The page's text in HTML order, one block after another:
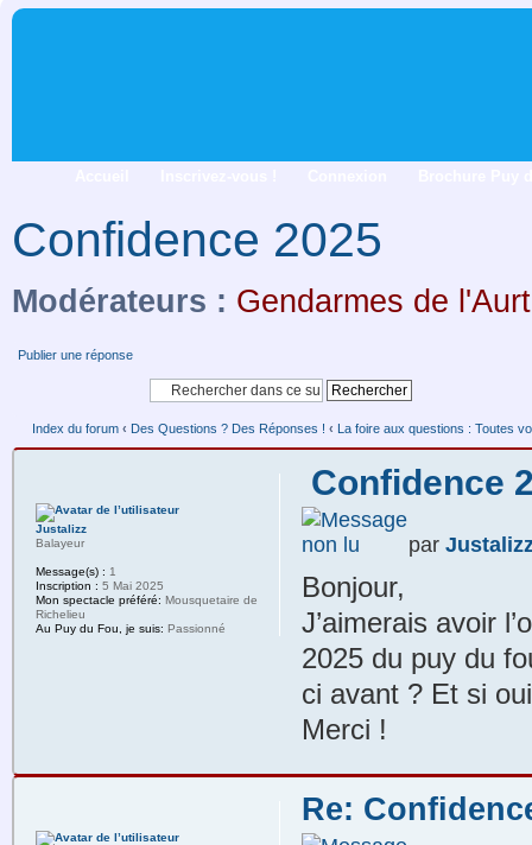
Confidence 2025
Modérateurs : Gendarmes de
Publier une réponse
Index du forum ‹ Des Questions ? Des Réponses ! ‹ La foire aux questions : Toutes
Confidence
par
Bonjour,
J’aimerais avoir
2025 du puy du
ci avant ? Et si
Merci !
Justalizz
Balayeur
Message(s) : 1
Inscription : 5 Mai 2025
Mon spectacle préféré: Mousquetaire de
Richelieu
Au Puy du Fou, je suis: Passionné
Re: